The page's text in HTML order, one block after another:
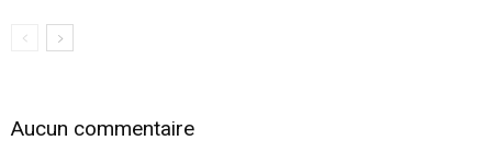
Aucun commentaire